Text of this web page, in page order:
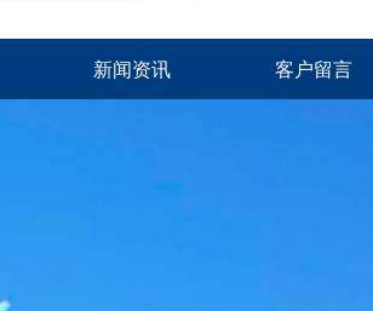
新闻资讯 客户留言